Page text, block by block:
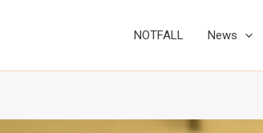
NOTFALL News